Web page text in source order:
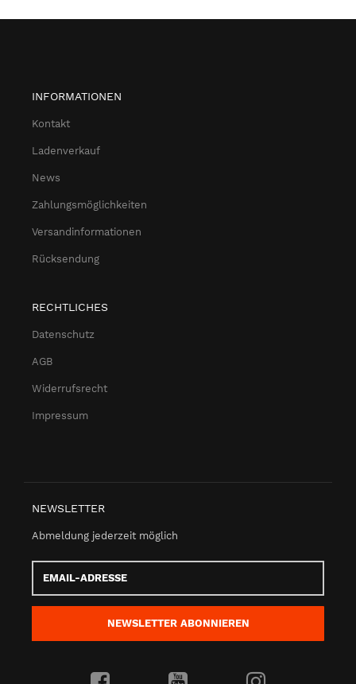
INFORMATIONEN
Kontakt
Ladenverkauf
News
Zahlungsmöglichkeiten
Versandinformationen
Rücksendung
RECHTLICHES
Datenschutz
AGB
Widerrufsrecht
Impressum
NEWSLETTER
Abmeldung jederzeit möglich
Adresse
NEWSLETTER ABONNIEREN